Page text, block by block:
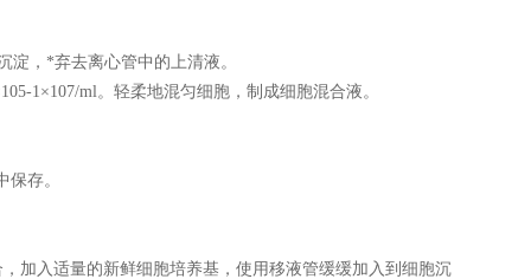
，*弃去离心管中的上清液。
1×107/ml。轻柔地混匀细胞，制成细胞混合液。
存。
入适量的新鲜细胞培养基，使用移液管缓缓加入到细胞沉